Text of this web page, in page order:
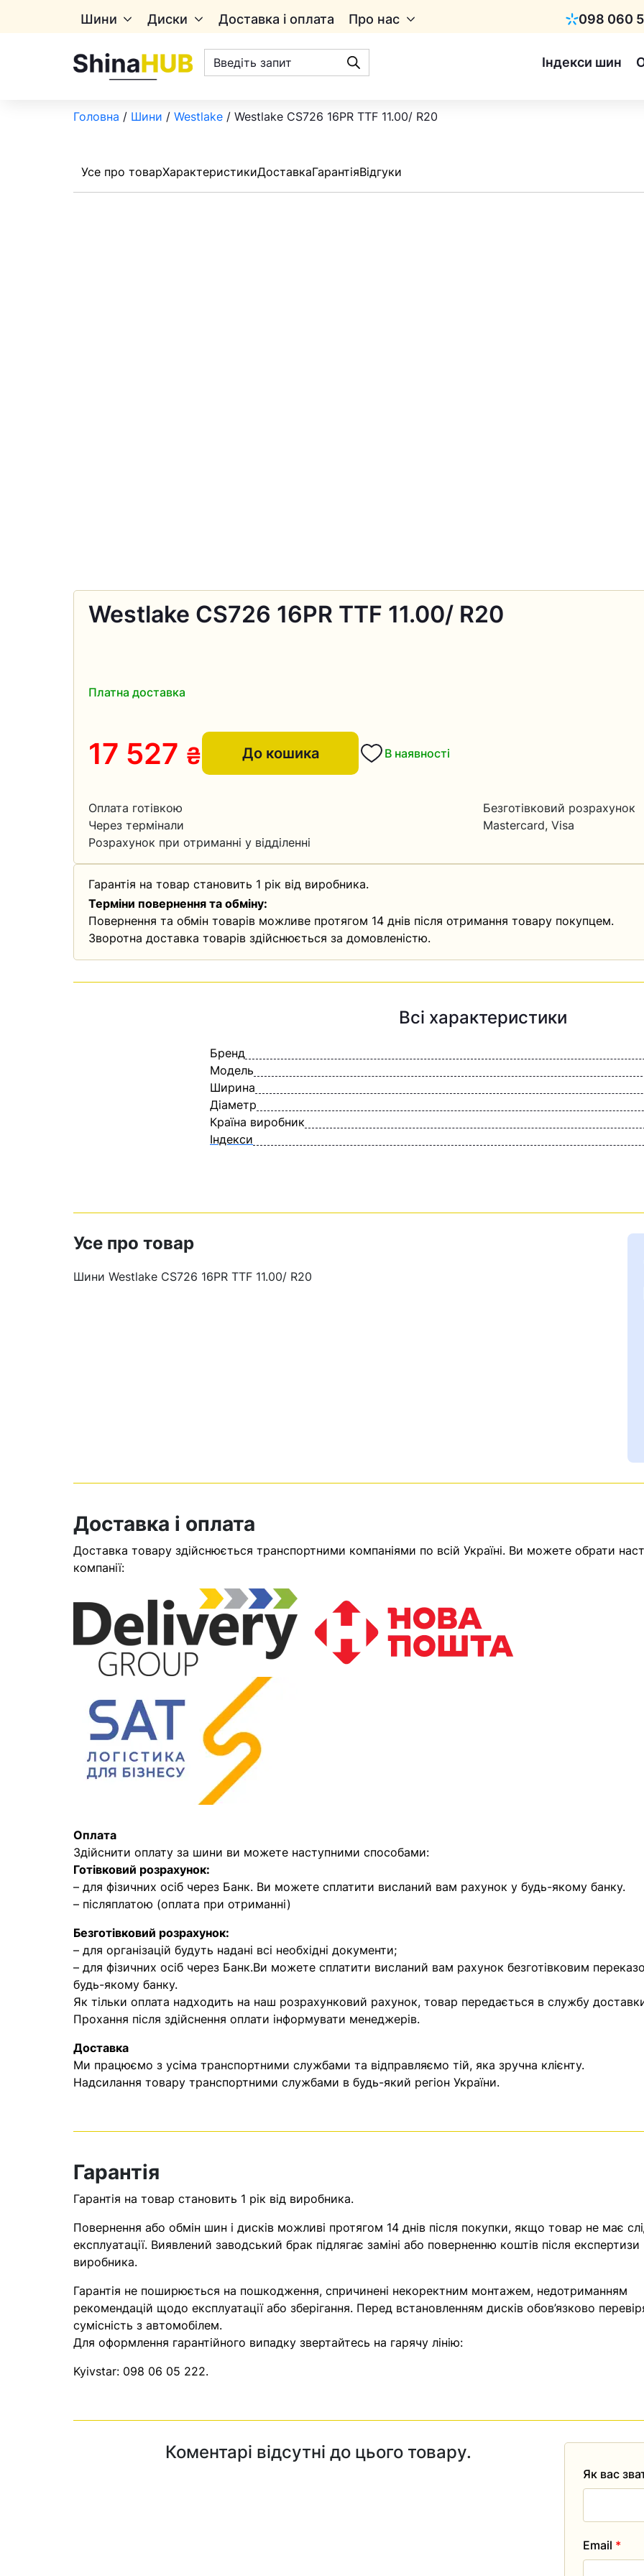
Шини Диски Доставка і оплата Про нас 098 060
Київстар
Пошук
товарів
Індекси шин
У кошику немає товарів.
найближчим часом
Головна / Шини / Westlake / Westlаke CS726 16PR TTF 11.00/ R20
Усе про товарХарактеристикиДоставкаГарантіяВідгуки
Westlаke CS726 16PR TTF 11.00/ R20
Платна доставка
17 527 ₴ До кошика В наявності
Оплата готівкою
Безготівковий розрахунок
Через термінали
Mastercard, Visa
Розрахунок при отриманні у відділенні
Гарантія на товар становить 1 рік від виробника.
Терміни повернення та обміну:
Повернення та обмін товарів можливе протягом 14 днів після отримання товару покупцем.
Зворотна доставка товарів здійснюється за домовленістю.
Всі характеристики
Бренд
Модель
Ширина
Діаметр
Країна виробник
Індекси
Усе про товар
Шини Westlаke CS726 16PR TTF 11.00/ R20
Доставка і оплата
Доставка товару здійснюється транспортними компаніями по всій Україні. Ви можете обрати
компанії:
Оплата
Здійснити оплату за шини ви можете наступними способами:
Готівковий розрахунок:
– для фізичних осіб через Банк. Ви можете сплатити висланий вам рахунок у будь-якому банку.
– післяплатою (оплата при отриманні)
Безготівковий розрахунок:
– для організацій будуть надані всі необхідні документи;
– для фізичних осіб через Банк.Ви можете сплатити висланий вам рахунок безготівковим
будь-якому банку.
Як тільки оплата надходить на наш розрахунковий рахунок, товар передається в службу
Прохання після здійснення оплати інформувати менеджерів.
Доставка
Ми працюємо з усіма транспортними службами та відправляємо тій, яка зручна клієнту.
Надсилання товару транспортними службами в будь-який регіон України.
Гарантія
Гарантія на товар становить 1 рік від виробника.
Повернення або обмін шин і дисків можливі протягом 14 днів після покупки, якщо товар не має
експлуатації. Виявлений заводський брак підлягає заміні або поверненню коштів після експертизи
виробника.
Гарантія не поширюється на пошкодження, спричинені некоректним монтажем, недотриманням
рекомендацій щодо експлуатації або зберігання. Перед встановленням дисків обов’язково
сумісність з автомобілем.
Для оформлення гарантійного випадку звертайтесь на гарячу лінію:
Kyivstar: 098 06 05 222.
Коментарі відсутні до цього товару.
Як вас
Email *